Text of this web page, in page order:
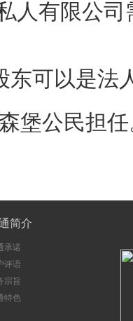
人有限公
东可以是法
堡公民担
简介
承诺
评语
宗旨
特色